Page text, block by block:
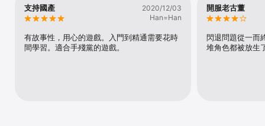
存。
利用掉落的碎片可以強化技能並讓角色提升星等。
支持國產
2020/12/03
Han=Han
有故事性，用心的遊戲。入門到精通需要花時
間學習。適合手殘黨的遊戲。
開服老古董
閃退問題從一而
堆角色都被放生